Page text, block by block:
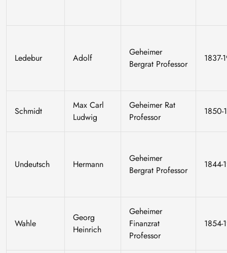
Ledebur Adolf
Geheimer
Bergrat Professor
1837-
Schmidt
Max Carl
Ludwig
Geheimer Rat
Professor
1850-
Undeutsch Hermann
Geheimer
Bergrat Professor
1844-
Wahle
Georg
Heinrich
Geheimer
Finanzrat
Professor
1854-